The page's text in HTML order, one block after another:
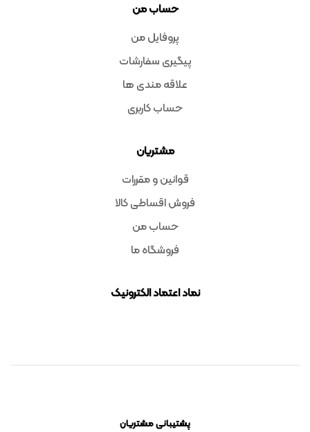
حساب من
پروفایل من
پیگیری سفارشات
علاقه مندی ها
حساب کاربری
مشتریان
قوانین و مقررات
فروش اقساطی کالا
حساب من
فروشگاه ما
نماد اعتماد الکترونیک
پشتیبانی مشتریان